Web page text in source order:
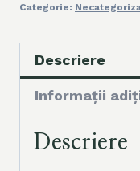
Categorie:
Descriere
Informații
Descriere